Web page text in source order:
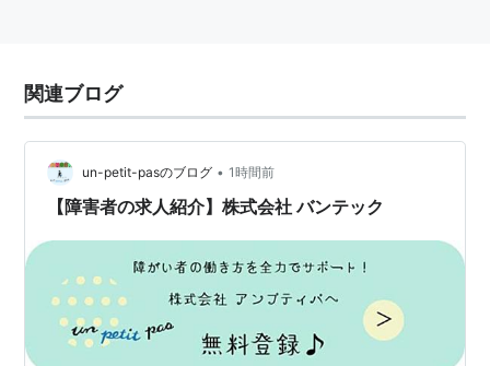
関連ブログ
un-petit-pasのブログ • 1時間前
【障害者の求人紹介】株式会社 バンテック